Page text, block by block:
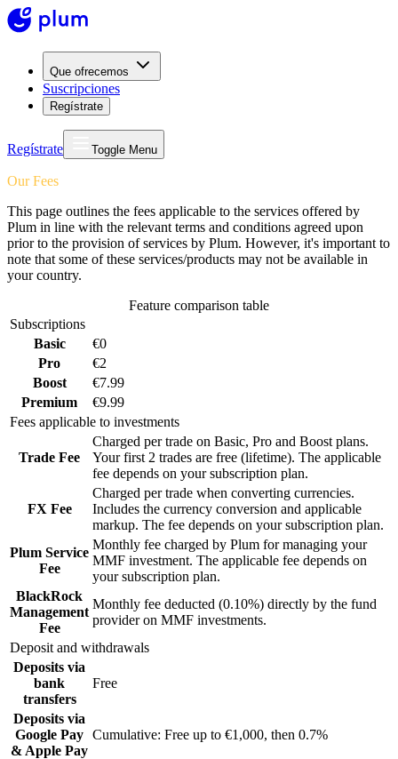
Que ofrecemos
Suscripciones
Regístrate
Regístrate Toggle Menu
Our Fees
This page outlines the fees applicable to the services offered by
Plum in line with the relevant terms and conditions agreed upon
prior to the provision of services by Plum. However, it's important to
note that some of these services/products may not be available in
your country.
Feature comparison table
Subscriptions
Basic
€0
Pro
€2
Boost
€7.99
Premium
€9.99
Fees applicable to investments
Trade Fee
Charged per trade on Basic, Pro and Boost plans.
Your first 2 trades are free (lifetime). The applicable
fee depends on your subscription plan.
FX Fee
Charged per trade when converting currencies.
Includes the currency conversion and applicable
markup. The fee depends on your subscription plan.
Plum Service
Fee
Monthly fee charged by Plum for managing your
MMF investment. The applicable fee depends on
your subscription plan.
BlackRock
Management
Fee
Monthly fee deducted (0.10%) directly by the fund
provider on MMF investments.
Deposit and withdrawals
Deposits via
bank
transfers
Free
Deposits via
Google Pay
& Apple Pay
Cumulative: Free up to €1,000, then 0.7%